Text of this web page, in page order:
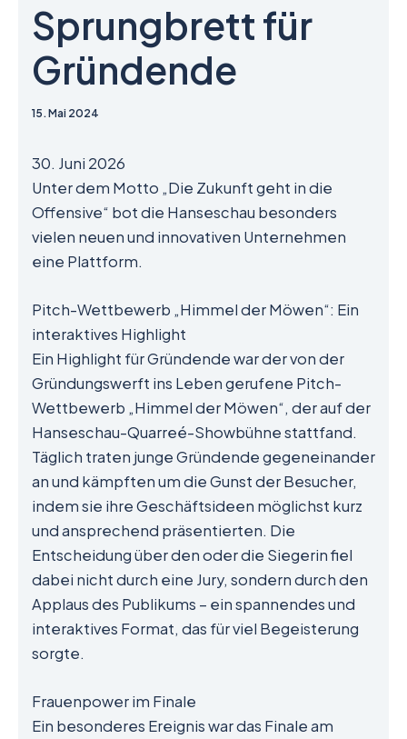
Sprungbrett für
Gründende
15. Mai 2024
30. Juni 2026
Unter dem Motto „Die Zukunft geht in die
Offensive“ bot die Hanseschau besonders
vielen neuen und innovativen Unternehmen
eine Plattform.
Pitch-Wettbewerb „Himmel der Möwen“: Ein
interaktives Highlight
Ein Highlight für Gründende war der von der
Gründungswerft ins Leben gerufene Pitch-
Wettbewerb „Himmel der Möwen“, der auf der
Hanseschau-Quarreé-Showbühne stattfand.
Täglich traten junge Gründende gegeneinander
an und kämpften um die Gunst der Besucher,
indem sie ihre Geschäftsideen möglichst kurz
und ansprechend präsentierten. Die
Entscheidung über den oder die Siegerin fiel
dabei nicht durch eine Jury, sondern durch den
Applaus des Publikums – ein spannendes und
interaktives Format, das für viel Begeisterung
sorgte.
Frauenpower im Finale
Ein besonderes Ereignis war das Finale am